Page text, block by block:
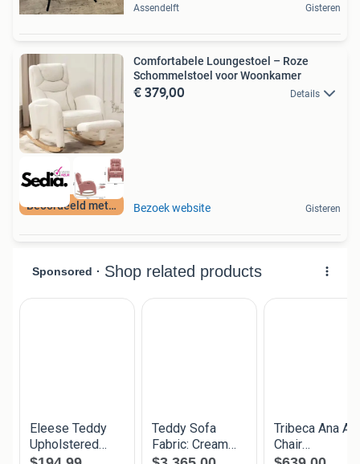
Assendelft Gisteren
Beoordeeld met 9+
Comfortabele Loungestoel – Roze
Schommelstoel voor Woonkamer
€ 379,00 Details
Bezoek website Gisteren